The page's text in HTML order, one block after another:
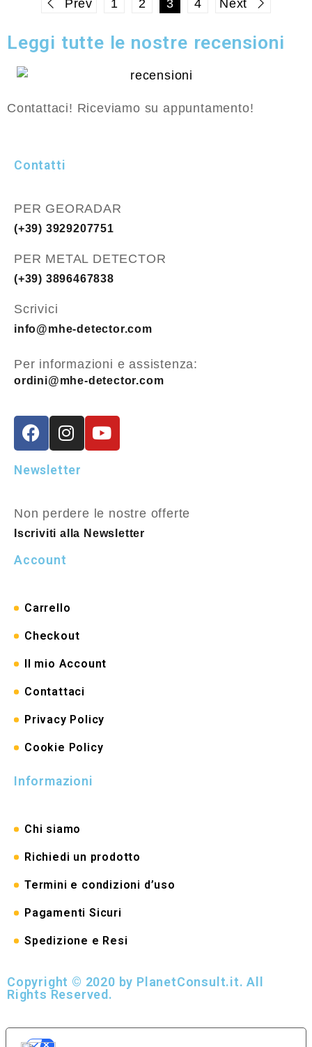
Prev 1 2 3 4 Next
Leggi tutte le nostre recensioni
Contattaci! Riceviamo su appuntamento!
Contatti
PER GEORADAR
(+39) 3929207751
PER METAL DETECTOR
(+39) 3896467838
Scrivici
info@mhe-detector.com
Per informazioni e assistenza:
ordini@mhe-detector.com
Newsletter
Non perdere le nostre offerte
Iscriviti alla Newsletter
Account
Carrello
Checkout
Il mio Account
Contattaci
Privacy Policy
Cookie Policy
Informazioni
Chi siamo
Richiedi un prodotto
Termini e condizioni d’uso
Pagamenti Sicuri
Spedizione e Resi
Copyright © 2020 by PlanetConsult.it. All
Rights Reserved.